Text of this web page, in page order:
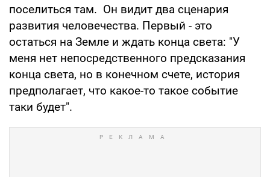
поселиться там. Он видит два сценария
развития человечества. Первый - это
остаться на Земле и ждать конца света: "У
меня нет непосредственного предсказания
конца света, но в конечном счете, история
предполагает, что какое-то такое событие
таки будет".